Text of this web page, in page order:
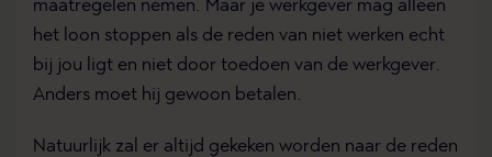
maatregelen nemen. Maar je werkgever mag alleen
het loon stoppen als de reden van niet werken echt
bij jou ligt en niet door toedoen van de werkgever.
Anders moet hij gewoon betalen.
Natuurlijk zal er altijd gekeken worden naar de reden